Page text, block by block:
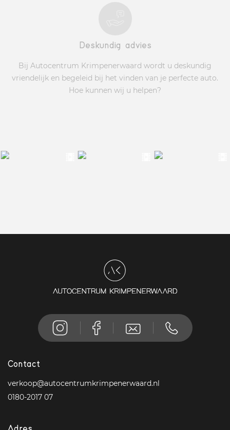
Deskundig advies
Bij Autocentrum Krimpenerwaard wordt u deskundig
vriendelijk en begeleid bij het vinden van je perfecte auto.
Hoe kunnen wij u helpen?
Contact
verkoop@autocentrumkrimpenerwaard.nl
0180-2017 07